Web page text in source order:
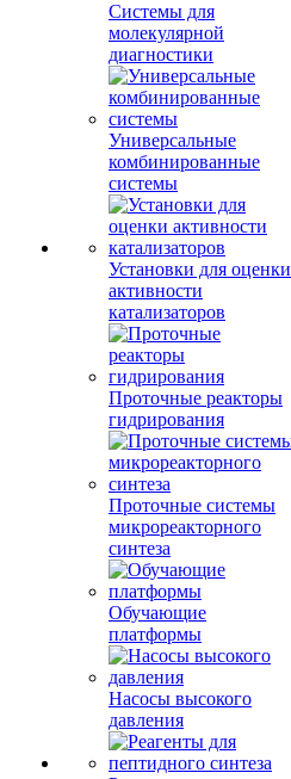
Системы для
молекулярной
диагностики
Универсальные
комбинированные
системы
Установки для оценки
активности
катализаторов
Проточные реакторы
гидрирования
Проточные системы
микрореакторного
синтеза
Обучающие
платформы
Насосы высокого
давления